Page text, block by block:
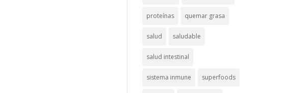
proteínas quemar grasa
salud saludable
salud intestinal
sistema inmune superfoods